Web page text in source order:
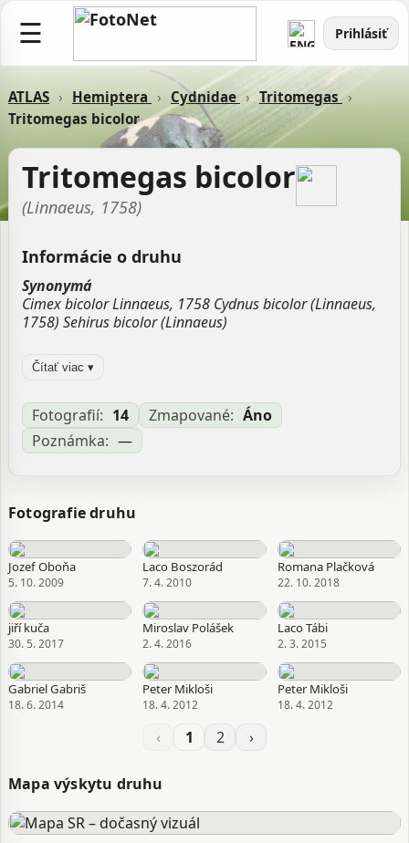
☰ Prihlásiť
ATLAS › Hemiptera › Cydnidae › Tritomegas ›
Tritomegas bicolor
Tritomegas bicolor
(Linnaeus, 1758)
Informácie o druhu
Synonymá
Cimex bicolor Linnaeus, 1758 Cydnus bicolor (Linnaeus,
1758) Sehirus bicolor (Linnaeus)
Čítať viac ▾
Fotografií: 14 Zmapované: Áno
Poznámka: —
Fotografie druhu
Jozef Oboňa
5. 10. 2009
Laco Boszorád
7. 4. 2010
Romana Plačková
22. 10. 2018
jiří kuča
30. 5. 2017
Miroslav Polášek
2. 4. 2016
Laco Tábi
2. 3. 2015
Gabriel Gabriš
18. 6. 2014
Peter Mikloši
18. 4. 2012
Peter Mikloši
18. 4. 2012
‹ 1 2 ›
Mapa výskytu druhu